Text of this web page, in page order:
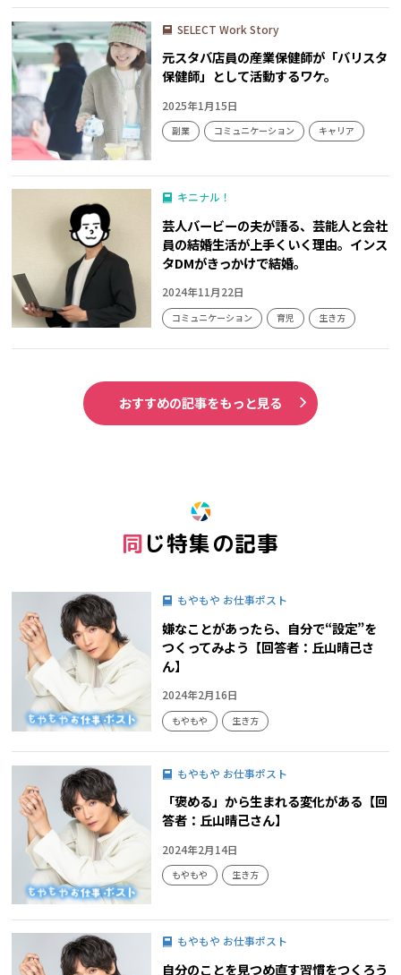
SELECT Work Story
元スタバ店員の産業保健師が「バリスタ
保健師」として活動するワケ。
2025年1月15日
副業 コミュニケーション キャリア
キニナル！
芸人バービーの夫が語る、芸能人と会社
員の結婚生活が上手くいく理由。インス
タDMがきっかけで結婚。
2024年11月22日
コミュニケーション 育児 生き方
おすすめの記事をもっと見る
同じ特集の記事
もやもや お仕事ポスト
嫌なことがあったら、自分で“設定”を
つくってみよう【回答者：丘山晴己さ
ん】
2024年2月16日
もやもや 生き方
もやもや お仕事ポスト
「褒める」から生まれる変化がある【回
答者：丘山晴己さん】
2024年2月14日
もやもや 生き方
もやもや お仕事ポスト
自分のことを見つめ直す習慣をつくろう